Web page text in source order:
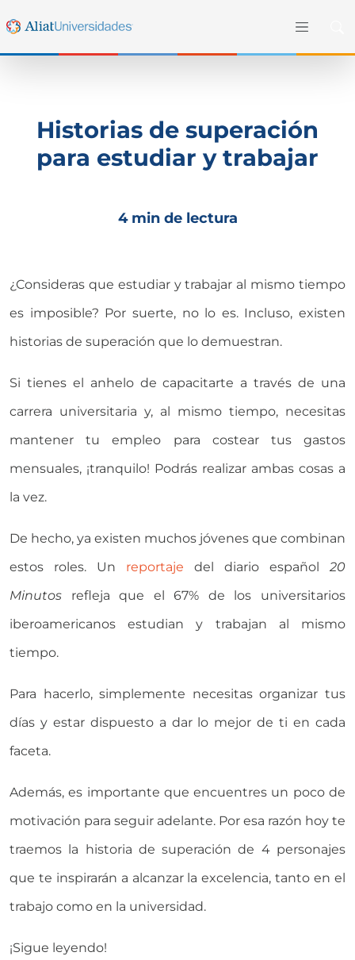
Historias de superación
para estudiar y trabajar
4 min de lectura
¿Consideras que estudiar y trabajar al mismo tiempo
es imposible? Por suerte, no lo es. Incluso, existen
historias de superación que lo demuestran.
Si tienes el anhelo de capacitarte a través de una
carrera universitaria y, al mismo tiempo, necesitas
mantener tu empleo para costear tus gastos
mensuales, ¡tranquilo! Podrás realizar ambas cosas a
la vez.
De hecho, ya existen muchos jóvenes que combinan
estos roles. Un reportaje del diario español 20
Minutos refleja que el 67% de los universitarios
iberoamericanos estudian y trabajan al mismo
tiempo.
Para hacerlo, simplemente necesitas organizar tus
días y estar dispuesto a dar lo mejor de ti en cada
faceta.
Además, es importante que encuentres un poco de
motivación para seguir adelante. Por esa razón hoy te
traemos la historia de superación de 4 personajes
que te inspirarán a alcanzar la excelencia, tanto en el
trabajo como en la universidad.
¡Sigue leyendo!